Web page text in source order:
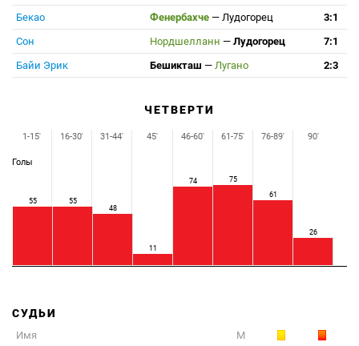
Бекао
Фенербахче — Лудогорец
3:1
Сон
Нордшелланн — Лудогорец
7:1
Байи Эрик
Бешикташ — Лугано 2:3
ЧЕТВЕРТИ
Голы
55
55
48
11
74
75
61
26
1-15' 16-30' 31-44' 45' 46-60' 61-75' 76-89' 90'
СУДЬИ
Имя
М